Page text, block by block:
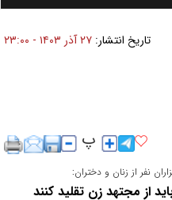
تاریخ انتشار: ۲۷ آذر ۱۴۰۳ - ۲۳:۰۰
نفر از زنان و دختران:
از مجتهد زن تقلید کنند